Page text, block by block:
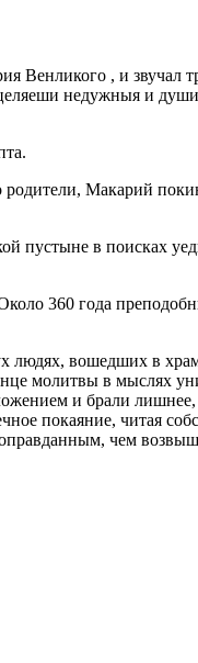
Венликого , и
недужныя и
Макарий
пустыне в поисках
360 года
людях, вошедших в
молитвы в мыслях
и брали
покаяние, читая
чем